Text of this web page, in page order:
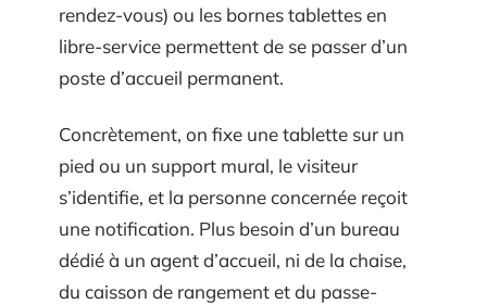
rendez-vous) ou les bornes tablettes en
libre-service permettent de se passer d’un
poste d’accueil permanent.
Concrètement, on fixe une tablette sur un
pied ou un support mural, le visiteur
s’identifie, et la personne concernée reçoit
une notification. Plus besoin d’un bureau
dédié à un agent d’accueil, ni de la chaise,
du caisson de rangement et du passe-